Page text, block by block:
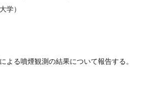
学）
よる噴煙観測の結果について報告する。